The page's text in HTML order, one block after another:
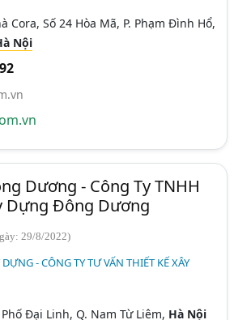
Cora, Số 24 Hòa Mã, P. Phạm Đình Hổ,
Nội
Dương - Công Ty TNHH
Dựng Đông Dương
29/8/2022)
DỰNG - CÔNG TY TƯ VẤN THIẾT KẾ XÂY
Đại Linh, Q. Nam Từ Liêm, Hà Nội